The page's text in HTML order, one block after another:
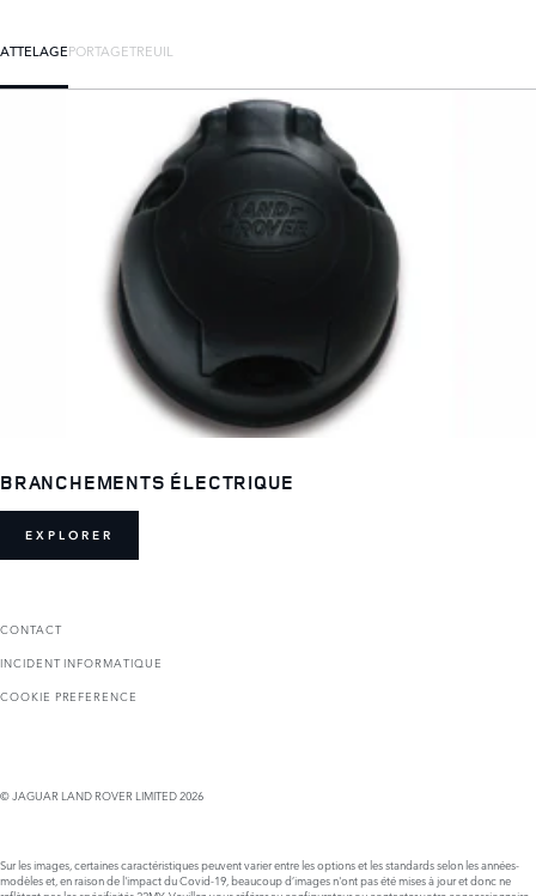
ATTELAGEPORTAGETREUIL
BRANCHEMENTS ÉLECTRIQUE
EXPLORER
CONTACT
INCIDENT INFORMATIQUE
COOKIE PREFERENCE
© JAGUAR LAND ROVER LIMITED 2026
Sur les images, certaines caractéristiques peuvent varier entre les options et les standards selon les années-
modèles et, en raison de l'impact du Covid-19, beaucoup d’images n'ont pas été mises à jour et donc ne